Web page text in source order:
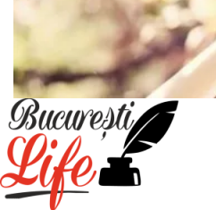
Meniu
principal